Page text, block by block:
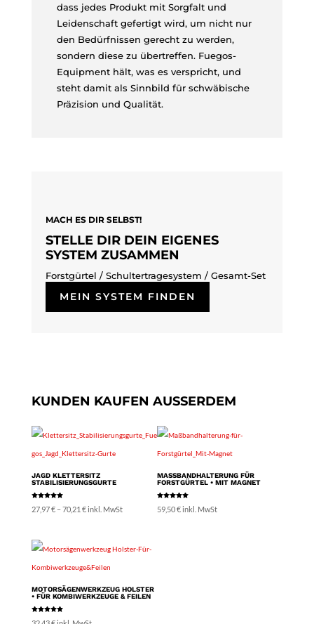
dass jedes Produkt mit Sorgfalt und
Leidenschaft gefertigt wird, um nicht nur
den Bedürfnissen gerecht zu werden,
sondern diese zu übertreffen. Fuegos-
Equipment hält, was es verspricht, und
steht damit als Sinnbild für schwäbische
Präzision und Qualität.
MACH ES DIR SELBST!
STELLE DIR DEIN EIGENES
SYSTEM ZUSAMMEN
Forstgürtel / Schultertragesystem / Gesamt-Set
MEIN SYSTEM FINDEN
KUNDEN KAUFEN AUSSERDEM
JAGD KLETTERSITZ
STABILISIERUNGSGURTE
mit
5.00
27,97€ –70,21 €Preisspanne:
bis
70,21 €
inkl. MwSt
MASSBANDHALTERUNG FÜR F
ORSTGÜRTEL • MIT MAGNET
mit
5.00
59,50€inkl. MwSt
MOTORSÄGENWERKZEUG HOLSTER
• FÜR KOMBIWERKZEUGE & FEILEN